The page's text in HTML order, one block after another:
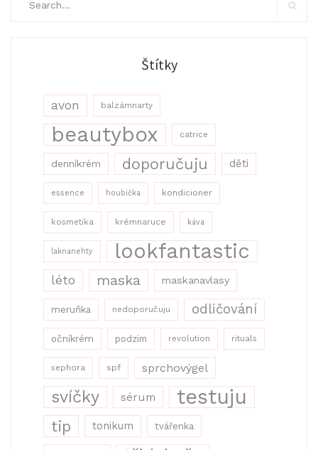
Štítky
avon balzámnarty
beautybox catrice
denníkrém doporučuju děti
essence houbička kondicioner
kosmetika krémnaruce káva
laknanehty lookfantastic
léto maska maskanavlasy
meruňka nedoporučuju odličování
očníkrém podzim revolution rituals
sephora spf sprchovýgel
svíčky sérum testuju
tip tonikum tvářenka